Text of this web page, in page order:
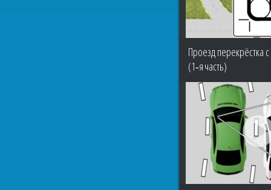
Проезд перекрёстка
(1‑я часть)